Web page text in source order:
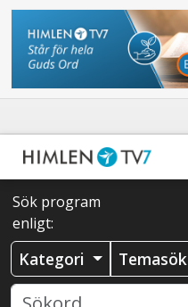
Sök program
enligt:
Kategori Temasök